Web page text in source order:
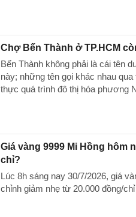
Chợ Bến Thành ở TP.HCM
Bến Thành không phải là cái tên
này; những tên gọi khác nhau
thực quá trình đô thị hóa phương
Giá vàng 9999 Mi Hồng hôm
chỉ?
Lúc 8h sáng nay 30/7/2026, giá
chỉnh giảm nhẹ từ 20.000 đồng/